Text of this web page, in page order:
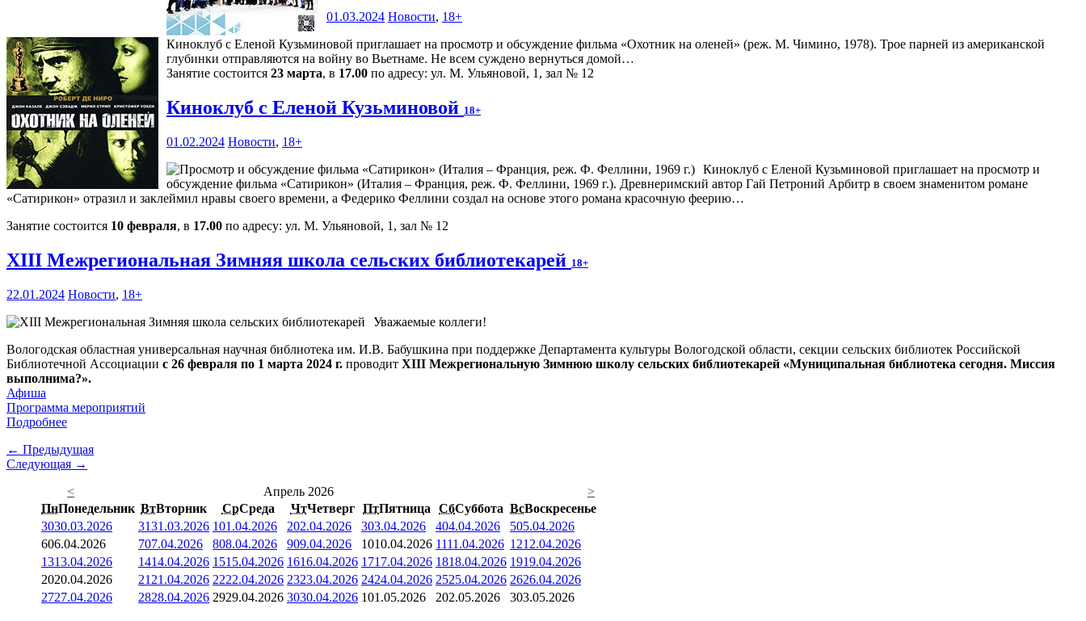
01.03.2024 Новости, 18+
Киноклуб с Еленой Кузьминовой приглашает на просмотр и обсуждение фильма «Охотник на оленей» (реж. М. Чимино, 1978). Трое парней из американской
глубинки отправляются на войну во Вьетнаме. Не всем суждено вернуться домой…
Занятие состоится 23 марта, в 17.00 по адресу: ул. М. Ульяновой, 1, зал № 12
Киноклуб с Еленой Кузьминовой 18+
01.02.2024 Новости, 18+
Киноклуб с Еленой Кузьминовой приглашает на просмотр и
обсуждение фильма «Сатирикон» (Италия – Франция, реж. Ф. Феллини, 1969 г.). Древнеримский автор Гай Петроний Арбитр в своем знаменитом романе
«Сатирикон» отразил и заклеймил нравы своего времени, а Федерико Феллини создал на основе этого романа красочную феерию…
Занятие состоится 10 февраля, в 17.00 по адресу: ул. М. Ульяновой, 1, зал № 12
XIII Межрегиональная Зимняя школа сельских библиотекарей 18+
22.01.2024 Новости, 18+
Уважаемые коллеги!
Вологодская областная универсальная научная библиотека им. И.В. Бабушкина при поддержке Департамента культуры Вологодской области, секции сельских библиотек Российской
Библиотечной Ассоциации с 26 февраля по 1 марта 2024 г. проводит XIII Межрегиональную Зимнюю школу сельских библиотекарей «Муниципальная библиотека сегодня. Миссия
выполнима?».
Афиша
Программа мероприятий
Подробнее
← Предыдущая
Следующая →
<
Апрель 2026
>
ПнПонедельник ВтВторник СрСреда ЧтЧетверг ПтПятница СбСуббота ВсВоскресенье
3030.03.2026 3131.03.2026 101.04.2026 202.04.2026 303.04.2026 404.04.2026 505.04.2026
606.04.2026 707.04.2026 808.04.2026 909.04.2026 1010.04.2026 1111.04.2026 1212.04.2026
1313.04.2026 1414.04.2026 1515.04.2026 1616.04.2026 1717.04.2026 1818.04.2026 1919.04.2026
2020.04.2026 21 21.04.2026 2222.04.2026 2323.04.2026 2424.04.2026 2525.04.2026 2626.04.2026
2727.04.2026 2828.04.2026 2929.04.2026 3030.04.2026 101.05.2026 202.05.2026 303.05.2026